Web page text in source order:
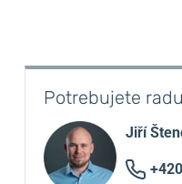
Potrebujete
Jiří